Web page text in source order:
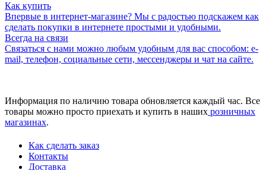
Как купить
Впервые в интернет-магазине? Мы с радостью подскажем как
сделать покупки в интернете простыми и удобными.
Всегда на связи
Связаться с нами можно любым удобным для вас способом: e-
mail, телефон, социальные сети, мессенджеры и чат на сайте.
Информация по наличию товара обновляется каждый час. Все
товары можно просто приехать и купить в наших розничных
магазинах.
Как сделать заказ
Контакты
Доставка